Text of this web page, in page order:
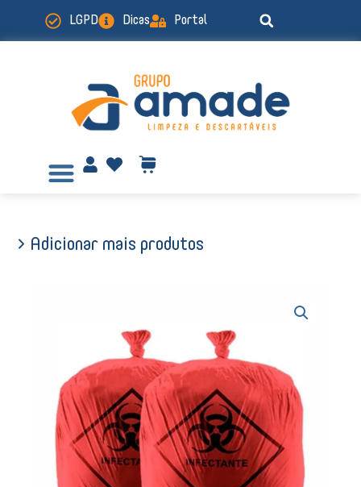
LGPD Dicas Portal
> Adicionar mais produtos